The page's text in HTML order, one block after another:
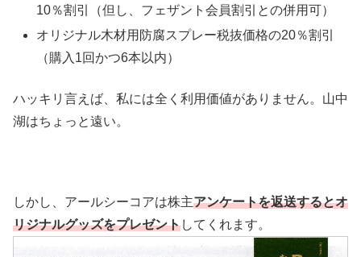
10％割引（但し、フェザント会員割引との併用可）
オリジナル木材用防腐スプレー税抜価格の20％割引
（購入1回かつ6本以内）
ハッキリ言えば、私には全く利用価値がありません。山中
湖はちょっと遠い。
しかし、アールシーコアは株主アンケートを返送するとオ
リジナルグッズをプレゼントしてくれます。